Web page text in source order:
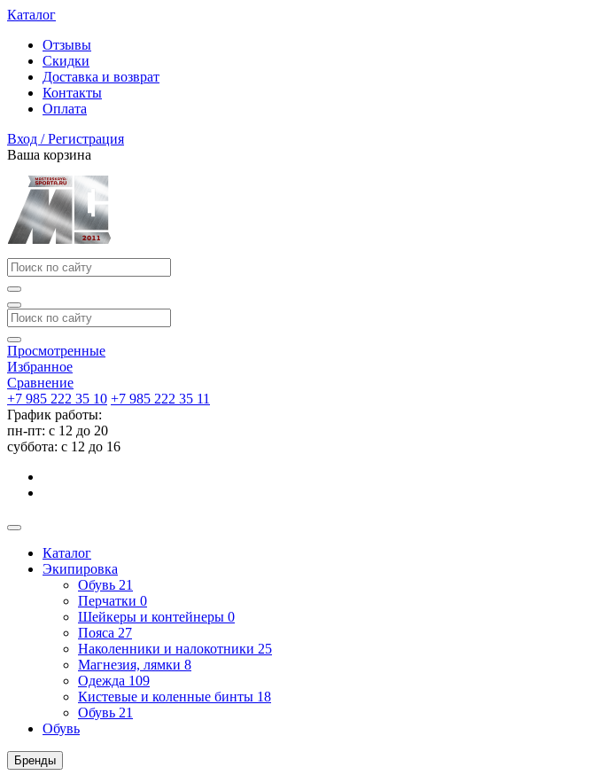
Каталог
Отзывы
Скидки
Доставка и возврат
Контакты
Оплата
Вход / Регистрация
Ваша корзина
Просмотренные
Избранное
Сравнение
+7 985 222 35 10 +7 985 222 35 11
График работы:
пн-пт: с 12 до 20
суббота: c 12 до 16
Каталог
Экипировка
Обувь 21
Перчатки 0
Шейкеры и контейнеры 0
Пояса 27
Наколенники и налокотники 25
Магнезия, лямки 8
Одежда 109
Кистевые и коленные бинты 18
Обувь 21
Обувь
Бренды